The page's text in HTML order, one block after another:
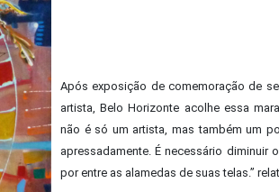
Após exposição de comemoração de
artista, Belo Horizonte acolhe essa
não é só um artista, mas também um
apressadamente. É necessário
por entre as alamedas de suas telas.”